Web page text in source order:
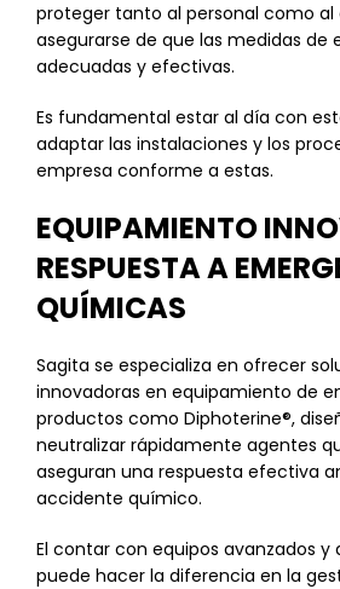
proteger tanto al personal como al
asegurarse de que las medidas de
adecuadas y efectivas.
Es fundamental estar al día con
adaptar las instalaciones y los
empresa conforme a estas.
EQUIPAMIENTO
RESPUESTA A
QUÍMICAS
Sagita se especializa en ofrecer
innovadoras en equipamiento de
productos como Diphoterine®,
neutralizar rápidamente agentes
aseguran una respuesta efectiva
accidente químico.
El contar con equipos avanzados y
puede hacer la diferencia en la